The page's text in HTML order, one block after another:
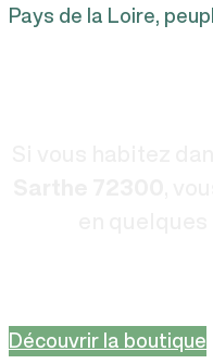
Pays de la Loire,
Découvrir la boutique